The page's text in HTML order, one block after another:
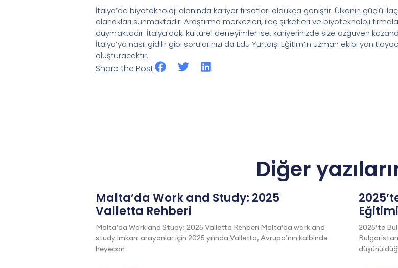
İtalya’da biyoteknoloji alanında kariyer fırsatları oldukça geniştir. Ülkenin güçlü
olanakları sunmaktadır. Araştırma merkezleri, ilaç şirketleri ve biyoteknoloji
duymaktadır. İtalya’daki kültürel deneyimler ise, kariyerinizde size özgüven
İtalya’ya nasıl gidilir gibi sorularınızı da Edu Yurtdışı Eğitim’in uzman ekibi
oluşturacaktır.
Share the Post:
Diğer
Malta’da Work and Study: 2025
Valletta Rehberi
Malta’da Work and Study: 2025 Valletta Rehberi Malta’da work and
study imkanı arayanlar için 2025 yılında Valletta, Avrupa’nın kalbinde
heyecan
2025’te